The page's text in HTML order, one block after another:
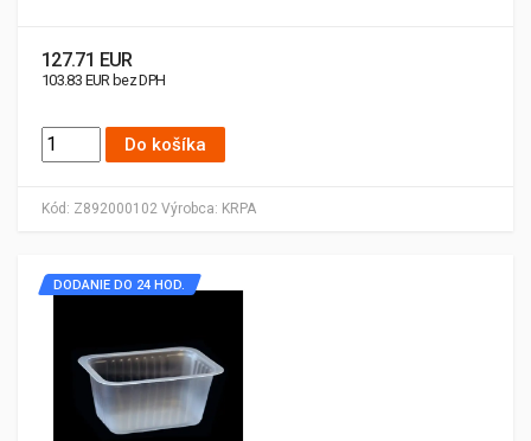
Kód: Z892000102 Výrobca: KRPA
127.71 EUR
103.83 EUR bez DPH
Do košíka
DODANIE DO 24 HOD.